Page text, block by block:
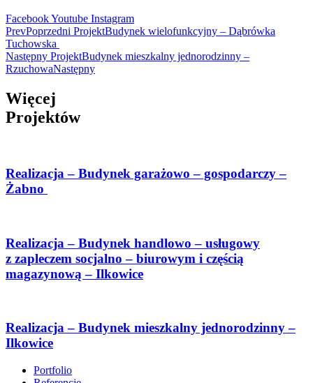
FacebookYoutube Instagram
PrevPoprzedni ProjektBudynek wielofunkcyjny – Dąbrówka
Tuchowska
Następny ProjektBudynek mieszkalny jednorodzinny –
RzuchowaNastępny
Więcej
Projektów
Realizacja – Budynek garażowo – gospodarczy –
Żabno
Realizacja – Budynek handlowo – usługowy
z zapleczem socjalno – biurowym i częścią
magazynową – Ilkowice
Realizacja – Budynek mieszkalny jednorodzinny –
Ilkowice
Portfolio